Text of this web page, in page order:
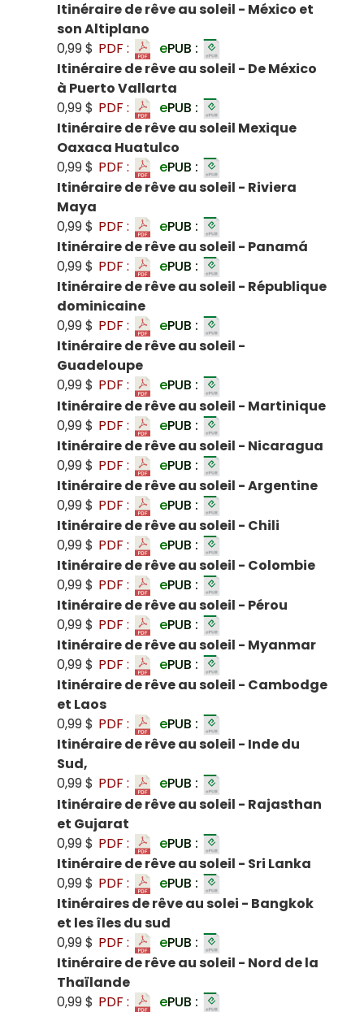
Itinéraire de rêve au soleil - México et
son Altiplano
0,99 $ PDF : ePUB :
Itinéraire de rêve au soleil - De México
à Puerto Vallarta
0,99 $ PDF : ePUB :
Itinéraire de rêve au soleil Mexique
Oaxaca Huatulco
0,99 $ PDF : ePUB :
Itinéraire de rêve au soleil - Riviera
Maya
0,99 $ PDF : ePUB :
Itinéraire de rêve au soleil - Panamá
0,99 $ PDF : ePUB :
Itinéraire de rêve au soleil - République
dominicaine
0,99 $ PDF : ePUB :
Itinéraire de rêve au soleil -
Guadeloupe
0,99 $ PDF : ePUB :
Itinéraire de rêve au soleil - Martinique
0,99 $ PDF : ePUB :
Itinéraire de rêve au soleil - Nicaragua
0,99 $ PDF : ePUB :
Itinéraire de rêve au soleil - Argentine
0,99 $ PDF : ePUB :
Itinéraire de rêve au soleil - Chili
0,99 $ PDF : ePUB :
Itinéraire de rêve au soleil - Colombie
0,99 $ PDF : ePUB :
Itinéraire de rêve au soleil - Pérou
0,99 $ PDF : ePUB :
Itinéraire de rêve au soleil - Myanmar
0,99 $ PDF : ePUB :
Itinéraire de rêve au soleil - Cambodge
et Laos
0,99 $ PDF : ePUB :
Itinéraire de rêve au soleil - Inde du
Sud,
0,99 $ PDF : ePUB :
Itinéraire de rêve au soleil - Rajasthan
et Gujarat
0,99 $ PDF : ePUB :
Itinéraire de rêve au soleil - Sri Lanka
0,99 $ PDF : ePUB :
Itinéraires de rêve au solei - Bangkok
et les îles du sud
0,99 $ PDF : ePUB :
Itinéraire de rêve au soleil - Nord de la
Thaïlande
0,99 $ PDF : ePUB :